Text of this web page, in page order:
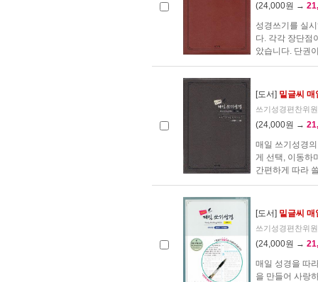
(24,000원 →
성경쓰기를 실
다. 각각 장단점
았습니다. 단권
[도서] 밑글씨 매
쓰기성경편찬위
(24,000원 →
매일 쓰기성경
게 선택, 이동하
간편하게 따라
[도서] 밑글씨 매
쓰기성경편찬위
(24,000원 →
매일 성경을 따
을 만들어 사랑